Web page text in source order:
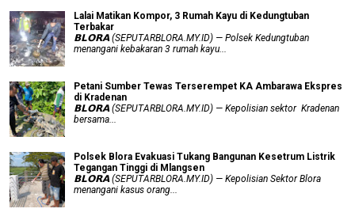
Lalai Matikan Kompor, 3 Rumah Kayu di Kedungtuban
Terbakar
𝗕𝗟𝗢𝗥𝗔 (SEPUTARBLORA.MY.ID) — Polsek Kedungtuban
menangani kebakaran 3 rumah kayu...
Petani Sumber Tewas Terserempet KA Ambarawa Ekspres
di Kradenan
𝗕𝗟𝗢𝗥𝗔 (SEPUTARBLORA.MY.ID) — Kepolisian sektor Kradenan
bersama...
Polsek Blora Evakuasi Tukang Bangunan Kesetrum Listrik
Tegangan Tinggi di Mlangsen
𝗕𝗟𝗢𝗥𝗔 (SEPUTARBLORA.MY.ID) — Kepolisian Sektor Blora
menangani kasus orang...